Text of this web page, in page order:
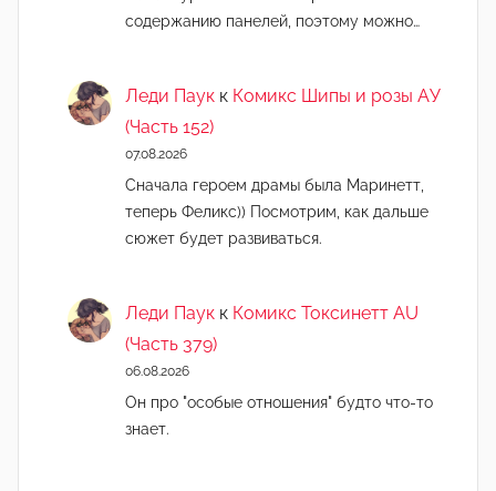
содержанию панелей, поэтому можно…
Леди Паук к Комикс Шипы и розы АУ
(Часть 152)
07.08.2026
Сначала героем драмы была Маринетт,
теперь Феликс)) Посмотрим, как дальше
сюжет будет развиваться.
Леди Паук к Комикс Токсинетт AU
(Часть 379)
06.08.2026
Он про "особые отношения" будто что-то
знает.